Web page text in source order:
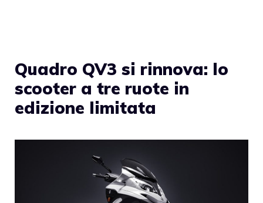
Quadro QV3 si rinnova: lo
scooter a tre ruote in
edizione limitata